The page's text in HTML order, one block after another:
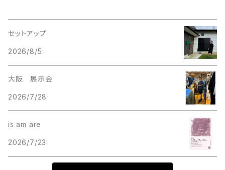
セットアップ
2026/8/5
大阪 展示会
2026/7/28
is am are
2026/7/23